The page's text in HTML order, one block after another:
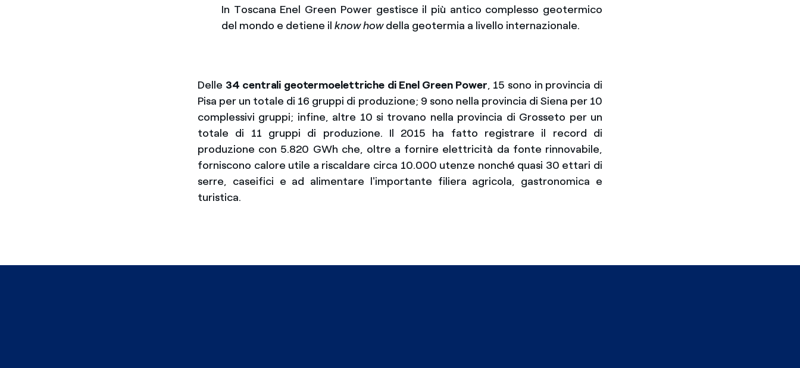
In Toscana Enel Green Power gestisce il più antico complesso geotermico
del mondo e detiene ilknow howdella geotermia a livello internazionale.
Delle 34 centrali geotermoelettriche di Enel Green Power, 15 sono in provincia di
Pisa per un totale di 16 gruppi di produzione; 9 sono nella provincia di Siena per 10
complessivi gruppi; infine, altre 10 si trovano nella provincia di Grosseto per un
totale di 11 gruppi di produzione. Il 2015 ha fatto registrare il record di
produzione con 5.820 GWh che, oltre a fornire elettricità da fonte rinnovabile,
forniscono calore utile a riscaldare circa 10.000 utenze nonché quasi 30 ettari di
serre, caseifici e ad alimentare l'importante filiera agricola, gastronomica e
turistica.